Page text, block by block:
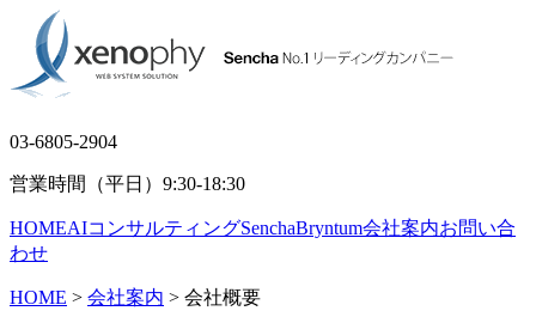
03-6805-2904
営業時間（平日）9:30-18:30
HOMEAIコンサルティングSenchaBryntum会社案内お問い合
わせ
HOME > 会社案内 > 会社概要